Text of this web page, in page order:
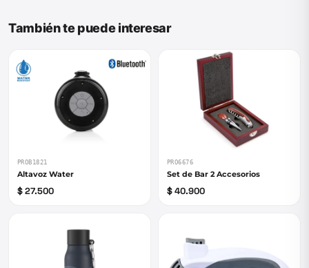
También te puede interesar
PROB1821
Altavoz Water
$ 27.500
PRO6676
Set de Bar 2 Accesorios
$ 40.900